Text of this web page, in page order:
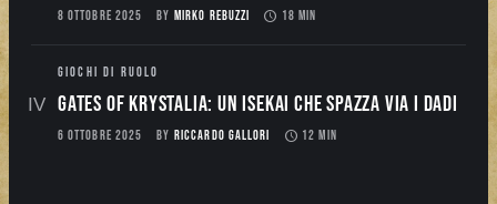
8 OTTOBRE 2025 BY MIRKO REBUZZI 18 MIN
GIOCHI DI RUOLO
Gates of Krystalia: Un Isekai che spazza via i dadi
6 OTTOBRE 2025 BY RICCARDO GALLORI 12 MIN